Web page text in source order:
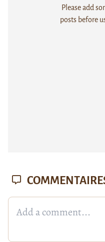
Please add
posts before